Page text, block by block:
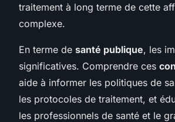
traitement à long terme de cette
complexe.
En terme de santé publique, les
significatives. Comprendre ces
aide à informer les politiques de
les protocoles de traitement, et
les professionnels de santé et le